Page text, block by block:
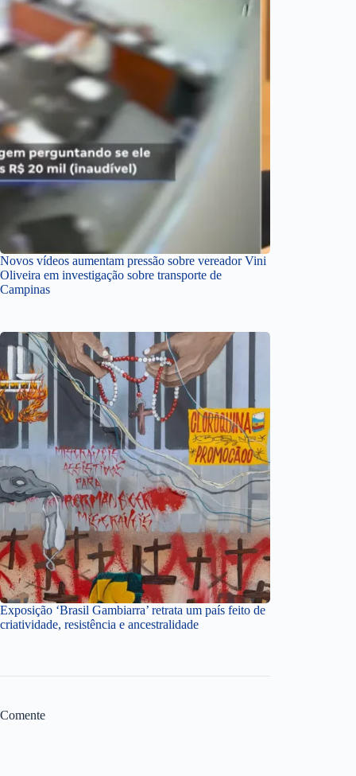
Novos vídeos aumentam pressão sobre vereador Vini
Oliveira em investigação sobre transporte de
Campinas
Exposição ‘Brasil Gambiarra’ retrata um país feito de
criatividade, resistência e ancestralidade
Comente